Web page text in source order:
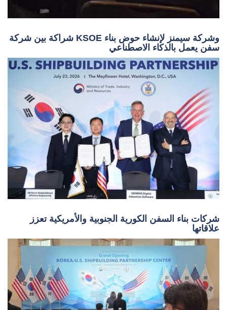
شراكة بين شركة KSOE وشركة سيمنز لإنشاء حوض بناء
سفن يعمل بالذكاء الاصطناعي
شركات بناء السفن الكورية الجنوبية والأمريكية تعزز
علاقاتها